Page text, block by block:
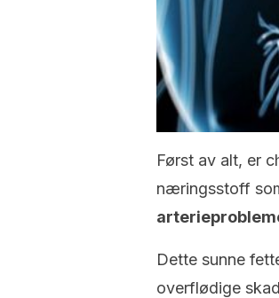
Først av alt, er
næringsstoff
Dette sunne
overflødige